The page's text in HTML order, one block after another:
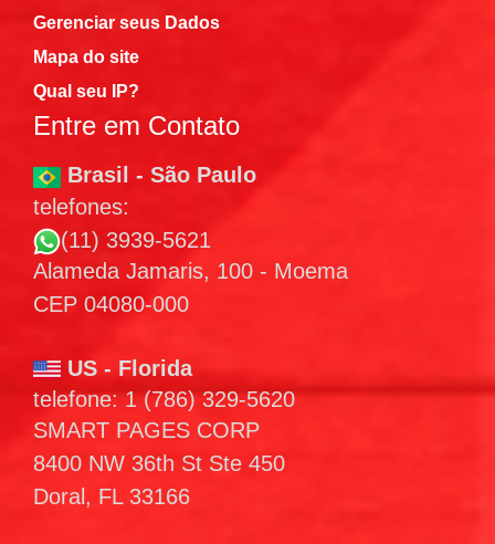
Gerenciar seus Dados
Mapa do site
Qual seu IP?
Entre em Contato
Brasil - São Paulo
telefones:
(11) 3939-5621
Alameda Jamaris, 100 - Moema
CEP 04080-000
US - Florida
telefone: 1 (786) 329-5620
SMART PAGES CORP
8400 NW 36th St Ste 450
Doral, FL 33166